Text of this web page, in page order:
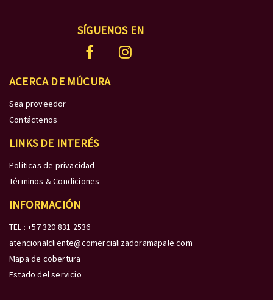
SÍGUENOS EN
ACERCA DE MÚCURA
Sea proveedor
Contáctenos
LINKS DE INTERÉS
Políticas de privacidad
Términos & Condiciones
INFORMACIÓN
TEL.: +57 320 831 2536
atencionalcliente@comercializadoramapale.com
Mapa de cobertura
Estado del servicio